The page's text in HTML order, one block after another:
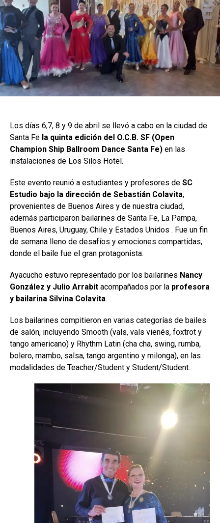
Los días 6,7, 8 y 9 de abril se llevó a cabo en la ciudad de
Santa Fe la quinta edición del O.C.B. SF (Open
Champion Ship Ballroom Dance Santa Fe) en las
instalaciones de Los Silos Hotel.
Este evento reunió a estudiantes y profesores de SC
Estudio bajo la dirección de Sebastián Colavita,
provenientes de Buenos Aires y de nuestra ciudad,
además participaron bailarines de Santa Fe, La Pampa,
Buenos Aires, Uruguay, Chile y Estados Unidos . Fue un fin
de semana lleno de desafíos y emociones compartidas,
donde el baile fue el gran protagonista.
Ayacucho estuvo representado por los bailarines Nancy
González y Julio Arrabit acompañados por la profesora
y bailarina Silvina Colavita.
Los bailarines compitieron en varias categorías de bailes
de salón, incluyendo Smooth (vals, vals vienés, foxtrot y
tango americano) y Rhythm Latin (cha cha, swing, rumba,
bolero, mambo, salsa, tango argentino y milonga), en las
modalidades de Teacher/Student y Student/Student.